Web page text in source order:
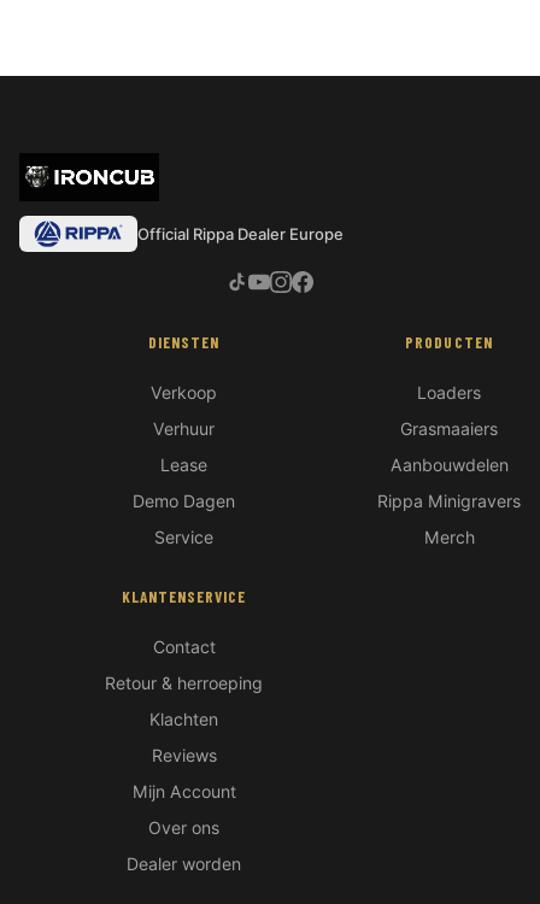
Official Rippa Dealer Europe
DIENSTEN
Verkoop
Verhuur
Lease
Demo Dagen
Service
PRODUCTEN
Loaders
Grasmaaiers
Aanbouwdelen
Rippa Minigravers
Merch
KLANTENSERVICE
Contact
Retour & herroeping
Klachten
Reviews
Mijn Account
Over ons
Dealer worden
Hoi! Ik ben de IronCub Beer 🐻